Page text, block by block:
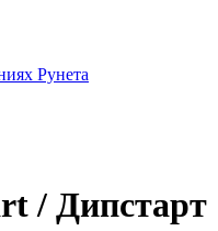
Рунета
/ Дипстарт